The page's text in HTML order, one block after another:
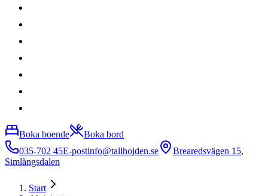
Boka boende
Boka bord
035-702 45E-postinfo@tallhojden.se Brearedsvägen 15,
Simlångsdalen
Start